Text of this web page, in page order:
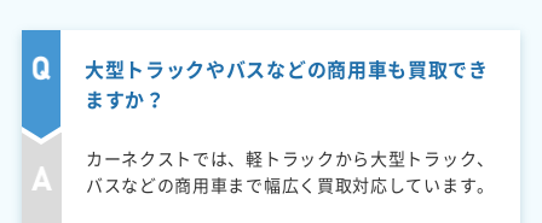
大型トラックやバスなどの商用車も買取でき
ますか？
カーネクストでは、軽トラックから大型トラック、
バスなどの商用車まで幅広く買取対応しています。